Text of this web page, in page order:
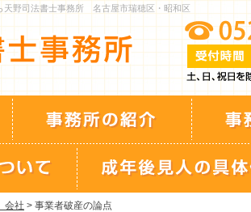
天野司法書士事務所 名古屋市瑞穂区・昭和区
会社 > 事業者破産の論点